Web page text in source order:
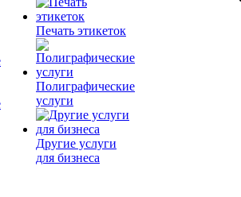
Печать этикеток
Полиграфические
услуги
Другие услуги
для бизнеса